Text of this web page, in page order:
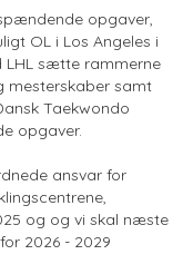
opgaver,
OL i Los Angeles i
LHL sætte rammerne
mesterskaber samt
Taekwondo
opgaver.
ansvar for
og og vi skal næste
2026 - 2029